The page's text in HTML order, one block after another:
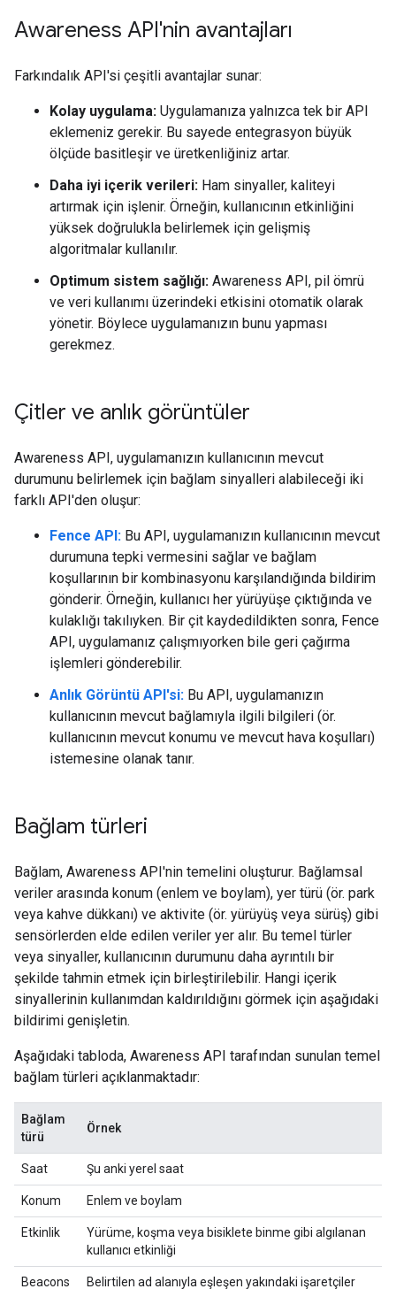
Awareness API'nin avantajları
Farkındalık API'si çeşitli avantajlar sunar:
Kolay uygulama: Uygulamanıza yalnızca tek bir API
eklemeniz gerekir. Bu sayede entegrasyon büyük
ölçüde basitleşir ve üretkenliğiniz artar.
Daha iyi içerik verileri: Ham sinyaller, kaliteyi
artırmak için işlenir. Örneğin, kullanıcının etkinliğini
yüksek doğrulukla belirlemek için gelişmiş
algoritmalar kullanılır.
Optimum sistem sağlığı: Awareness API, pil ömrü
ve veri kullanımı üzerindeki etkisini otomatik olarak
yönetir. Böylece uygulamanızın bunu yapması
gerekmez.
Çitler ve anlık görüntüler
Awareness API, uygulamanızın kullanıcının mevcut
durumunu belirlemek için bağlam sinyalleri alabileceği iki
farklı API'den oluşur:
Fence API: Bu API, uygulamanızın kullanıcının mevcut
durumuna tepki vermesini sağlar ve bağlam
koşullarının bir kombinasyonu karşılandığında bildirim
gönderir. Örneğin, kullanıcı her yürüyüşe çıktığında ve
kulaklığı takılıyken. Bir çit kaydedildikten sonra, Fence
API, uygulamanız çalışmıyorken bile geri çağırma
işlemleri gönderebilir.
Anlık Görüntü API'si: Bu API, uygulamanızın
kullanıcının mevcut bağlamıyla ilgili bilgileri (ör.
kullanıcının mevcut konumu ve mevcut hava koşulları)
istemesine olanak tanır.
Bağlam türleri
Bağlam, Awareness API'nin temelini oluşturur. Bağlamsal
veriler arasında konum (enlem ve boylam), yer türü (ör. park
veya kahve dükkanı) ve aktivite (ör. yürüyüş veya sürüş) gibi
sensörlerden elde edilen veriler yer alır. Bu temel türler
veya sinyaller, kullanıcının durumunu daha ayrıntılı bir
şekilde tahmin etmek için birleştirilebilir. Hangi içerik
sinyallerinin kullanımdan kaldırıldığını görmek için aşağıdaki
bildirimi genişletin.
Aşağıdaki tabloda, Awareness API tarafından sunulan temel
bağlam türleri açıklanmaktadır:
Bağlam
türü
Örnek
Saat Şu anki yerel saat
Konum Enlem ve boylam
Etkinlik
Yürüme, koşma veya bisiklete binme gibi algılanan
kullanıcı etkinliği
Beacons Belirtilen ad alanıyla eşleşen yakındaki işaretçiler